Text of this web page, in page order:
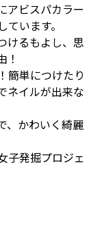
アビスパカラー
います。
けるもよし、思
！
簡単につけたり
ネイルが出来な
、かわいく綺麗
子発掘プロジェ